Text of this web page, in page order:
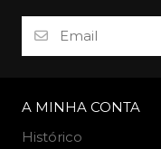
A MINHA CONTA
Histórico